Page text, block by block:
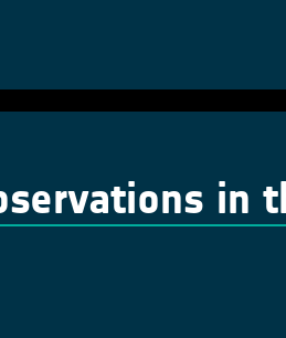
in